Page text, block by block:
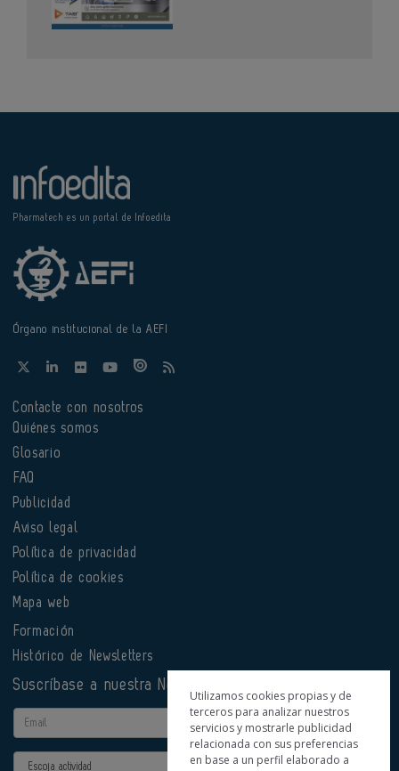
Pharmatech es un portal de Infoedita
Órgano institucional de la AEFI
Contacte con nosotros
Quiénes somos
Glosario
FAQ
Publicidad
Aviso legal
Política de privacidad
Política de cookies
Mapa web
Formación
Histórico de Newsletters
Suscríbase a nuestra Newsletter
Email
Actividad
Utilizamos cookies propias y de
terceros para analizar nuestros
servicios y mostrarle publicidad
relacionada con sus preferencias
en base a un perfil elaborado a